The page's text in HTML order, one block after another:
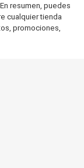
resumen, puedes
cualquier tienda
promociones,